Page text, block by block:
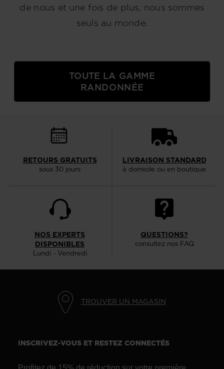
de nous et une fois de plus, nous sommes
seuls au monde.
TOUTE LA GAMME
RANDONNÉE
RETOURS GRATUITS
sous 30 jours
LIVRAISON STANDARD
à domicile ou en boutique
NOS EXPERTS
DISPONIBLES
Lundi - Vendredi
QUESTIONS?
consultez nos FAQ
TROUVER UN MAGASIN
INSCRIVEZ-VOUS ET RESTEZ CONNECTÉS